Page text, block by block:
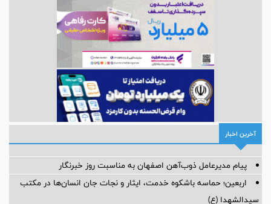
آخرین اخبار
پیام مدیرعامل ذوب‌آهن اصفهان به مناسبت روز خبرنگار
اربعین؛ حماسه باشکوه خدمت، ایثار و نجات جان انسان‌ها در مکتب
سیدالشهدا (ع)